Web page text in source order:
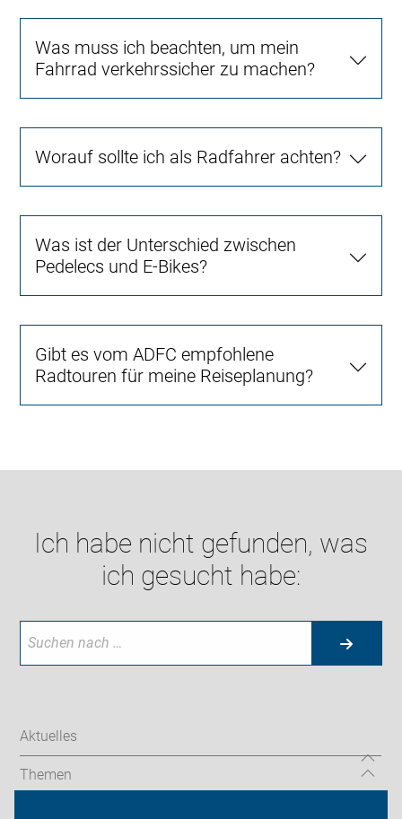
Was muss ich beachten, um mein
Fahrrad verkehrssicher zu machen?
Worauf sollte ich als Radfahrer achten?
Was ist der Unterschied zwischen
Pedelecs und E-Bikes?
Gibt es vom ADFC empfohlene
Radtouren für meine Reiseplanung?
Ich habe nicht gefunden, was
ich gesucht habe:
Aktuelles
Themen